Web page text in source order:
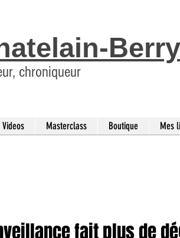
Berry
chroniqueur
Masterclass Boutique Mes
fait plus de